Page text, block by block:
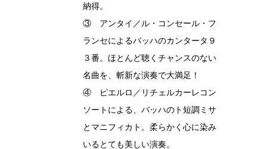
納得。
③ アンタイ／ル・コンセール・フ
ランセによるバッハのカンタータ９
３番。ほとんど聴くチャンスのない
名曲を、斬新な演奏で大満足！
④ ピエルロ／リチェルカーレコン
ソートによる、バッハのト短調ミサ
とマニフィカト。柔らかく心に染み
いるとても美しい演奏。